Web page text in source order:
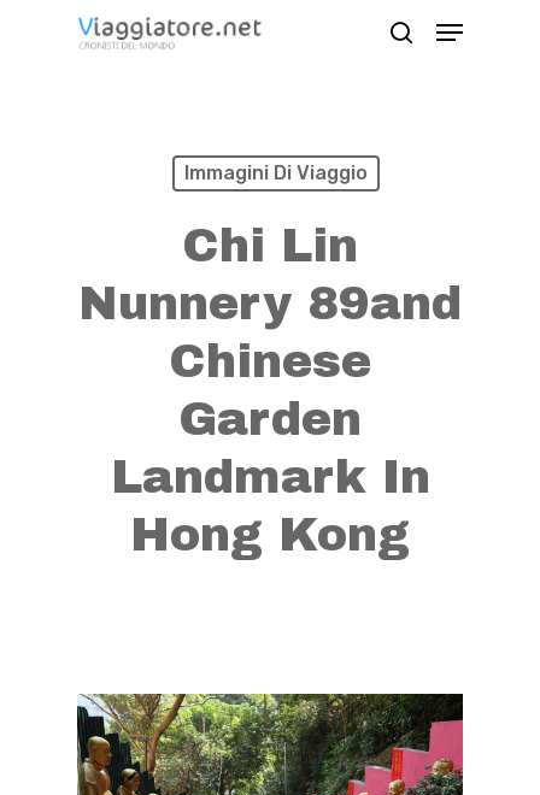
Menu
Immagini Di Viaggio
Chi Lin
Nunnery 89and
Chinese
Garden
Landmark In
Hong Kong